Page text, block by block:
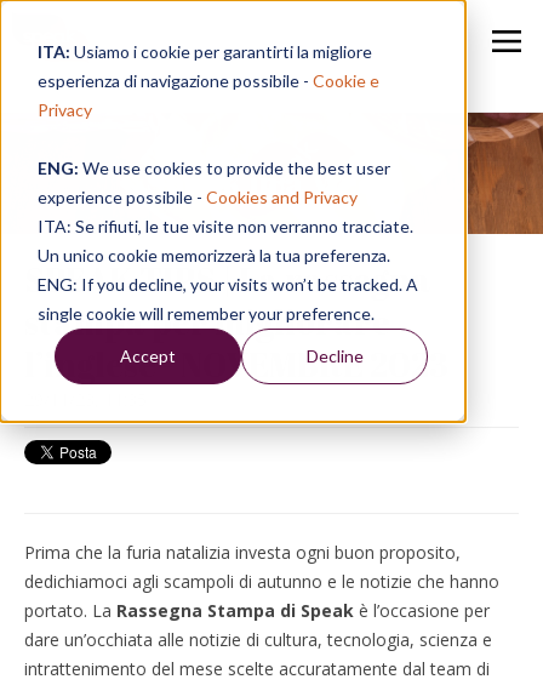
ITA: Usiamo i cookie per garantirti la migliore
esperienza di navigazione possibile - Cookie e
Privacy
ENG: We use cookies to provide the best user
experience possibile - Cookies and Privacy
ITA: Se rifiuti, le tue visite non verranno tracciate.
Un unico cookie memorizzerà la tua preferenza.
ENG: If you decline, your visits won’t be tracked. A
single cookie will remember your preference.
Accept Decline
Speak in a Week
SPEAK TIPS | La rassegna
stampa per migliorare
l’inglese - NOVEMBRE 2023
Prima che la furia natalizia investa ogni buon proposito,
dedichiamoci agli scampoli di autunno e le notizie che hanno
portato. La Rassegna Stampa di Speak è l’occasione per
dare un’occhiata alle notizie di cultura, tecnologia, scienza e
intrattenimento del mese scelte accuratamente dal team di